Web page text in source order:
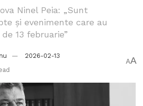
Ninel Peia: „Sunt
și evenimente care au
13 februarie”
2026-02-13
AA